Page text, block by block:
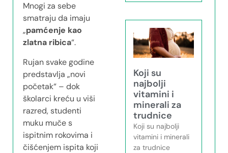
Mnogi za sebe
smatraju da imaju
„pamćenje kao
zlatna ribica“.
Rujan svake godine
predstavlja „novi
početak“ – dok
školarci kreću u viši
razred, studenti
muku muče s
ispitnim rokovima i
čišćenjem ispita koji
Koji su
najbolji
vitamini i
minerali za
trudnice
Koji su najbolji
vitamini i minerali
za trudnice